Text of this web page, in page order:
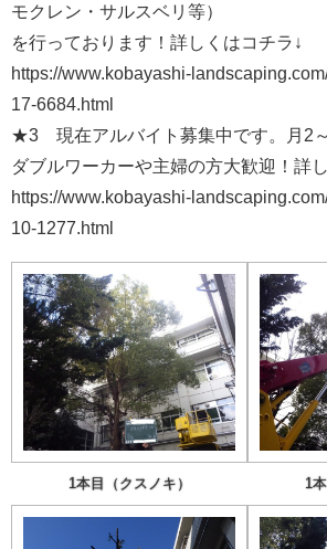
モクレン・サルスベリ等）
を行っております！詳しくはコチラ↓
https://www.kobayashi-
17-6684.html
★3 現在アルバイト募集中です。月2～
ダブルワーカーや主婦の方大歓迎！詳
https://www.kobayashi-
10-1277.html
1本目（クスノキ） 1